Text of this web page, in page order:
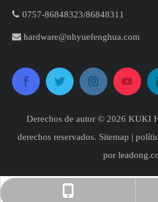
 0757-86848323/86848311​​​​​​
 hardware@nhyuefenghua.com
Derechos de autor © 2026 KUKI
derechos reservados. Sitemap |
por